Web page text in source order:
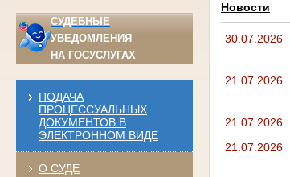
СУДЕБНЫЕ
УВЕДОМЛЕНИЯ
НА ГОСУСЛУГАХ
ПОДАЧА
ПРОЦЕССУАЛЬНЫХ
ДОКУМЕНТОВ В
ЭЛЕКТРОННОМ ВИДЕ
О СУДЕ
Новости
30.07.2026
21.07.2026
21.07.2026
21.07.2026